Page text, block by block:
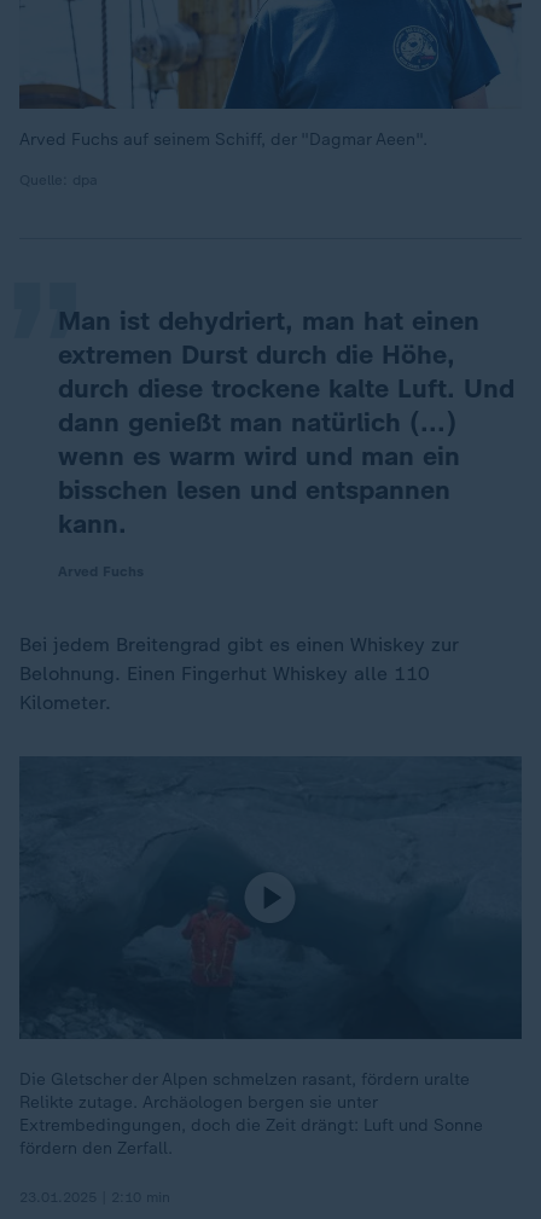
Arved Fuchs auf seinem Schiff, der "Dagmar Aeen".
Man ist dehydriert, man hat einen
extremen Durst durch die Höhe,
durch diese trockene kalte Luft. Und
dann genießt man natürlich (...)
wenn es warm wird und man ein
bisschen lesen und entspannen
kann.
Bei jedem Breitengrad gibt es einen Whiskey zur
Belohnung. Einen Fingerhut Whiskey alle 110
Kilometer.
Die Gletscher der Alpen schmelzen rasant, fördern uralte
Relikte zutage. Archäologen bergen sie unter
Extrembedingungen, doch die Zeit drängt: Luft und Sonne
fördern den Zerfall.